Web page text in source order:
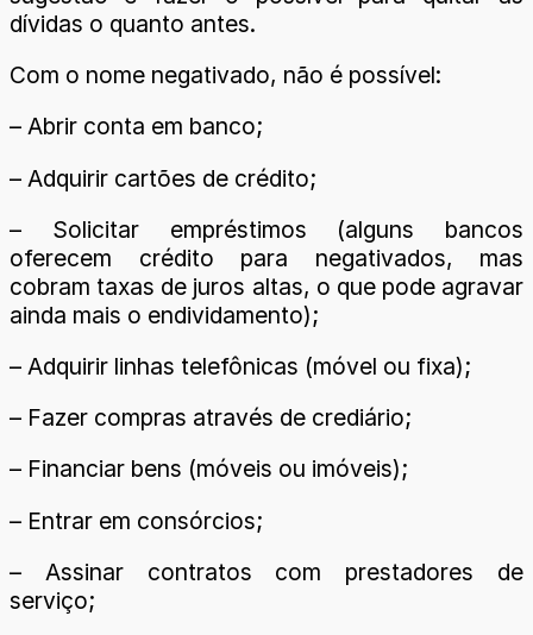
dívidas o quanto antes.
Com o nome negativado, não é possível:
– Abrir conta em banco;
– Adquirir cartões de crédito;
– Solicitar empréstimos (alguns bancos
oferecem crédito para negativados, mas
cobram taxas de juros altas, o que pode agravar
ainda mais o endividamento);
– Adquirir linhas telefônicas (móvel ou fixa);
– Fazer compras através de crediário;
– Financiar bens (móveis ou imóveis);
– Entrar em consórcios;
– Assinar contratos com prestadores de
serviço;